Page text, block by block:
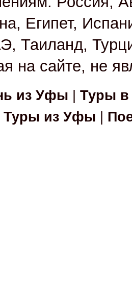
Египет,
Таиланд,
на сайте, не
из Уфы
Туры в
Туры из Уфы